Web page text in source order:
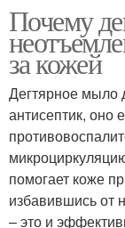
Почему
за кожей
Дегтярное мыло
антисептик, оно
помогает коже
избавившись от
– это и